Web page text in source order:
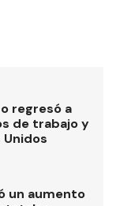
regresó a
de trabajo y
un aumento